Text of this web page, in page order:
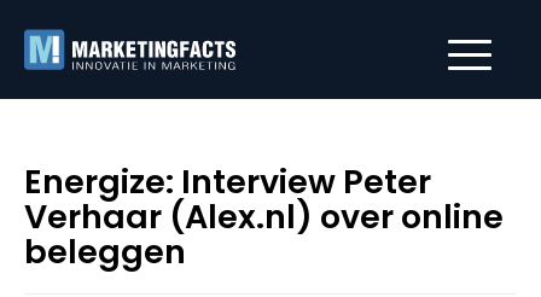
Energize: Interview Peter
Verhaar (Alex.nl) over online
beleggen